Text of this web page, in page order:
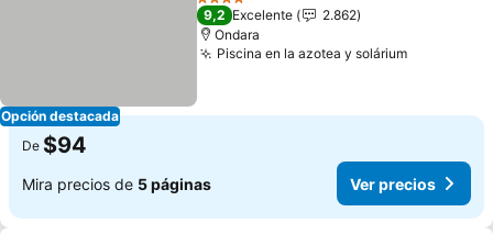
Opción destacada
Ver precios
4 Estrellas
9,2 Excelente
2.862
Ondara
Piscina en la azotea y soláriumVer
De $94
Mira precios de 5 páginas Ver precios